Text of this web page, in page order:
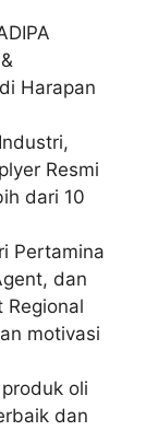
Harapan
Resmi
dari 10
Pertamina
dan
Regional
motivasi
oli
dan